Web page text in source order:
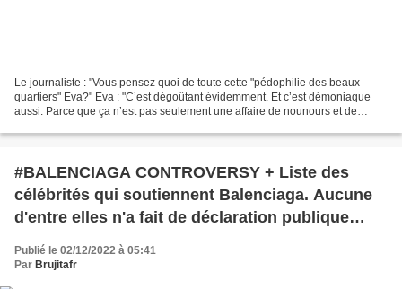
Le journaliste : "Vous pensez quoi de toute cette "pédophilie des beaux
quartiers" Eva?" Eva : "C’est dégoûtant évidemment. Et c’est démoniaque
aussi. Parce que ça n’est pas seulement une affaire de nounours et de
#BALENCIAGA CONTROVERSY + Liste des
célébrités qui soutiennent Balenciaga. Aucune
d'entre elles n'a fait de déclaration publique
condamnant Balenciaga.
Publié le 02/12/2022 à 05:41
Par Brujitafr